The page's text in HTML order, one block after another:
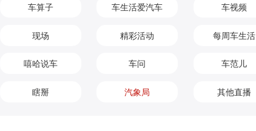
车算子 车生活爱汽车 车视频
现场 精彩活动 每周车生活
嘻哈说车 车问 车范儿
瞎掰 汽象局 其他直播